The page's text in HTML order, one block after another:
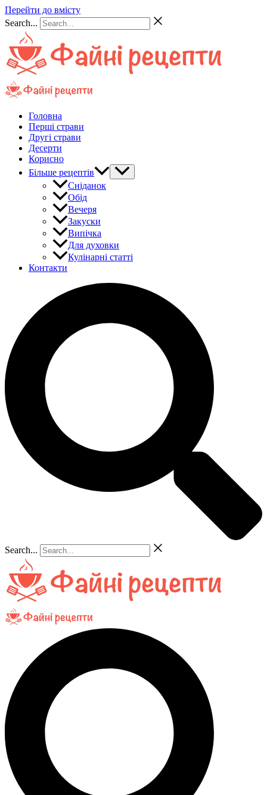
Перейти до вмісту
Search...
Головна
Перші страви
Другі страви
Десерти
Корисно
Більше рецептів
Сніданок
Обід
Вечеря
Закуски
Випічка
Для духовки
Кулінарні статті
Контакти
Search...